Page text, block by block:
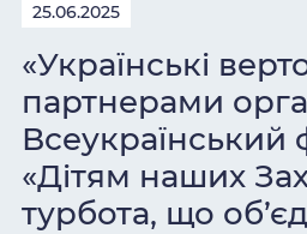
25.06.2025
«Українські
партнерами
Всеукраїнський
«Дітям наших
турбота, що